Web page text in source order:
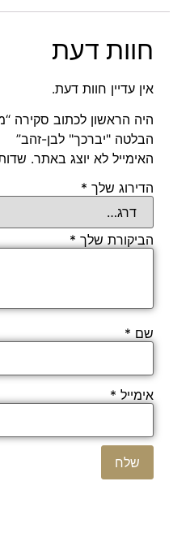
חוות דעת
אין עדיין חוות דעת.
היה הראשון לכתוב סקירה
הבלטה "יברכך" לבן-זהב”
האימייל לא יוצג באתר.
הדירוג שלך *
הביקורת שלך *
שם *
אימייל *